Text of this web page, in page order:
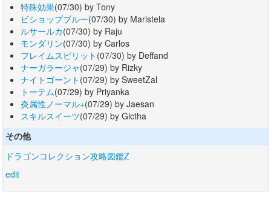
特殊効果(07/30) by Tony
ビショップブルー(07/30) by Maristela
ルサールカ(07/30) by Raju
モンダリン(07/30) by Carlos
フレイムスピリット (07/30) by Deffand
ナーガラージャ(07/29) by Rizky
ナイトゴーント (07/29) by SweetZal
トーテム(07/29) by Priyanka
炎属性ノーマル+(07/29) by Jaesan
スキルスイーツ(07/29) by Gictha
その他
ドラゴンコレクション攻略図鑑Z
edit